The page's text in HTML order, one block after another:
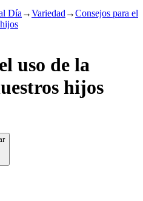
Día →Variedad →Consejos para el
uso de la
hijos